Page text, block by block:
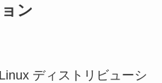
ン
ディストリビューシ